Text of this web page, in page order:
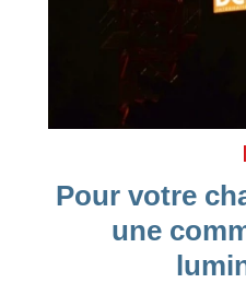
Pour votre
une